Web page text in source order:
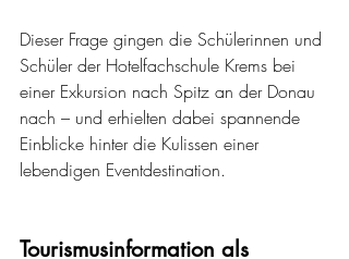
Dieser Frage gingen die Schülerinnen und
Schüler der Hotelfachschule Krems bei
einer Exkursion nach Spitz an der Donau
nach – und erhielten dabei spannende
Einblicke hinter die Kulissen einer
lebendigen Eventdestination.
Tourismusinformation als